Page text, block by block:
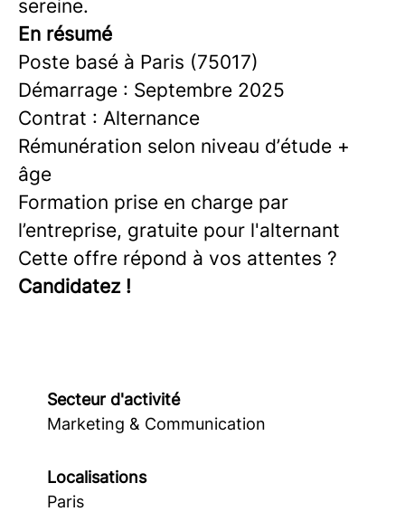
sereine.
En résumé
Poste basé à Paris (75017)
Démarrage : Septembre 2025
Contrat : Alternance
Rémunération selon niveau d’étude +
âge
Formation prise en charge par
l’entreprise, gratuite pour l'alternant
Cette offre répond à vos attentes ?
Candidatez !
Secteur d'activité
Marketing & Communication
Localisations
Paris